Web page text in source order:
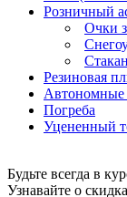
Розничный
Очки
Резиновая
Автономные
Погреба
Уцененный
Будьте всегда в
Узнавайте о